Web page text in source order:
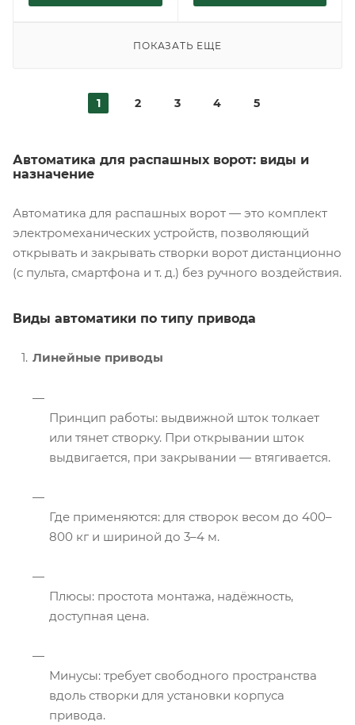
ПОКАЗАТЬ ЕЩЕ
1 2 3 4 5
Автоматика для распашных ворот: виды и
назначение
Автоматика для распашных ворот — это комплект
электромеханических устройств, позволяющий
открывать и закрывать створки ворот дистанционно
(с пульта, смартфона и т. д.) без ручного воздействия.
Виды автоматики по типу привода
Линейные приводы
Принцип работы: выдвижной шток толкает
или тянет створку. При открывании шток
выдвигается, при закрывании — втягивается.
Где применяются: для створок весом до 400–
800 кг и шириной до 3–4 м.
Плюсы: простота монтажа, надёжность,
доступная цена.
Минусы: требует свободного пространства
вдоль створки для установки корпуса
привода.